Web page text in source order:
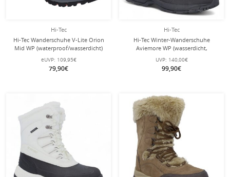
Hi-Tec
Hi-Tec Wanderschuhe V-Lite Orion
Mid WP (waterproof/wasserdicht)
schwarz Damen
eUVP: 109,95€
79,90€
Hi-Tec
Hi-Tec Winter-Wanderschuhe
Aviemore WP (wasserdicht,
gefüttert) schwarz/dunkelgrau
Damen
UVP: 140,00€
99,90€